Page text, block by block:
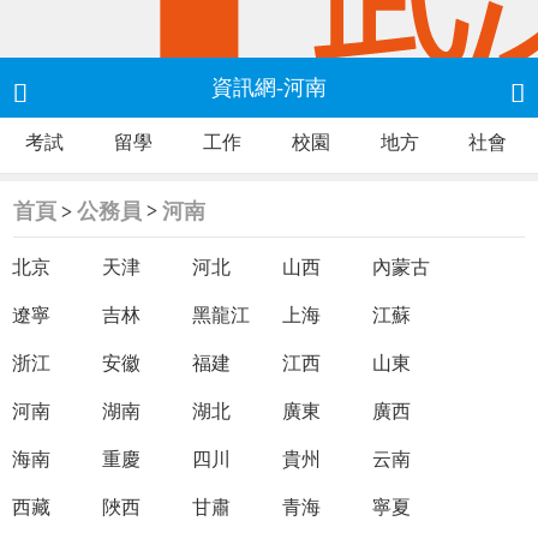
 資訊網-河南 
考試 留學 工作 校園 地方 社會
首頁 >公務員 >河南
北京 天津 河北 山西 內蒙古
遼寧 吉林 黑龍江 上海 江蘇
浙江 安徽 福建 江西 山東
河南 湖南 湖北 廣東 廣西
海南 重慶 四川 貴州 云南
西藏 陜西 甘肅 青海 寧夏